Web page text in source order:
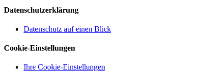
Datenschutzerklärung
Datenschutz auf einen Blick
Cookie-Einstellungen
Ihre Cookie-Einstellungen